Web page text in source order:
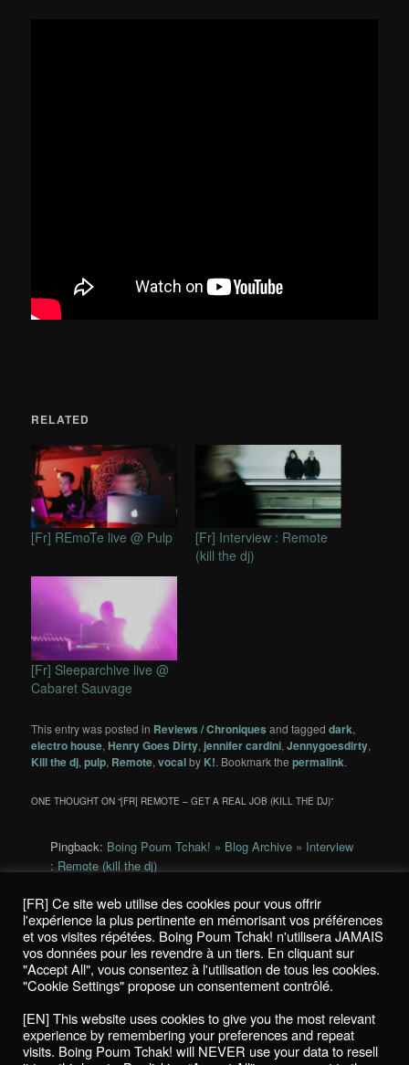
RELATED
[Fr] REmoTe live @ Pulp
[Fr] Interview : Remote
(kill the dj)
[Fr] Sleeparchive live @
Cabaret Sauvage
This entry was posted in Reviews / Chroniques and taggeddark,
electro house,Henry Goes Dirty, jennifer cardini,Jennygoesdirty,
Kill the dj,pulp, Remote,vocalby K!. Bookmark thepermalink.
ONE THOUGHT ON “[FR] REMOTE – GET A REAL JOB (KILL THE DJ)”
Pingback: Boing Poum Tchak! » Blog Archive » Interview
: Remote (kill the dj)
Comments are closed.
Politique de confidentialité / Privacy Policy
Boing Poum Tchak! - 2022
[FR] Ce site web utilise des cookies pour vous offrir
l'expérience la plus pertinente en mémorisant vos préférences
et vos visites répétées. Boing Poum Tchak! n'utilisera JAMAIS
vos données pour les revendre à un tiers. En cliquant sur
"Accept All", vous consentez à l'utilisation de tous les cookies.
"Cookie Settings" propose un consentement contrôlé.
[EN] This website uses cookies to give you the most relevant
experience by remembering your preferences and repeat
visits. Boing Poum Tchak! will NEVER use your data to resell